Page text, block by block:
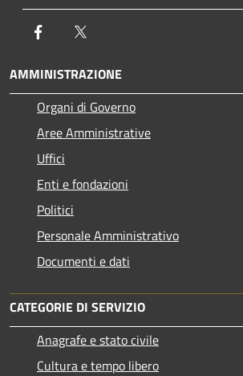
Facebook
AMMINISTRAZIONE
Organi di Governo
Aree Amministrative
Uffici
Enti e fondazioni
Politici
Personale Amministrativo
Documenti e dati
CATEGORIE DI SERVIZIO
Anagrafe e stato civile
Cultura e tempo libero